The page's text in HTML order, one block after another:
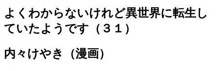
よくわからないけれど異世界に転生し
ていたようです（３１）
内々けやき
（漫画）